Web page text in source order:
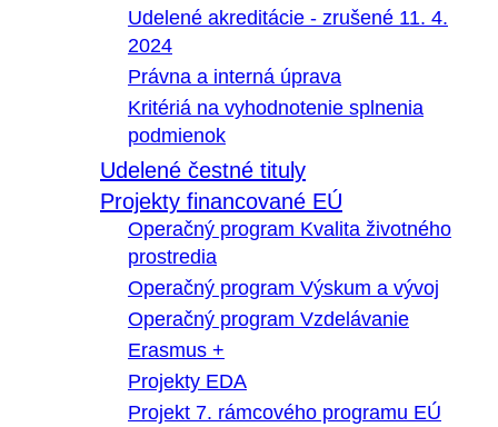
Udelené akreditácie - zrušené 11. 4.
2024
Právna a interná úprava
Kritériá na vyhodnotenie splnenia
podmienok
Udelené čestné tituly
Projekty financované EÚ
Operačný program Kvalita životného
prostredia
Operačný program Výskum a vývoj
Operačný program Vzdelávanie
Erasmus +
Projekty EDA
Projekt 7. rámcového programu EÚ